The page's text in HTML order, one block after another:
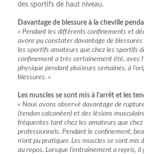
des sportifs de haut niveau.
Davantage de blessure à la cheville
« Pendant les différents confinements et
avons pu constater davantage de
les sportifs amateurs que chez les sportifs
confinement a très certainement été, avec
physique pendant plusieurs semaines, à
blessures. »
Les muscles se sont mis à l’arrêt et les
« Nous avons observé davantage de
(tendon calcanéen) et des lésions
fréquentes tant chez les amateurs que chez
professionnels. Pendant le confinement,
n’ont pu pratiquer. Les muscles se sont mis
au repos. Lorsque l’entraînement a repris,